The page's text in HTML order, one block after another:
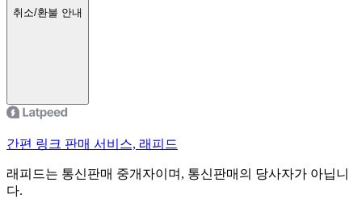
취소/환불 안내
간편 링크 판매 서비스, 래피드
래피드는 통신판매 중개자이며, 통신판매의 당사자가 아닙니
다.